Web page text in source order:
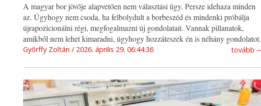
A magyar bor jövője alapvetően nem választási ügy. Persze idehaza minden
az. Úgyhogy nem csoda, ha felbolydult a borbeszéd és mindenki próbálja
újrapozicionálni régi, megfogalmazni új gondolatait. Vannak pillanatok,
amikből nem lehet kimaradni, úgyhogy hozzáteszek én is néhány gondolatot.
Győrffy Zoltán 2026. április 29. 06:44:36 tovább